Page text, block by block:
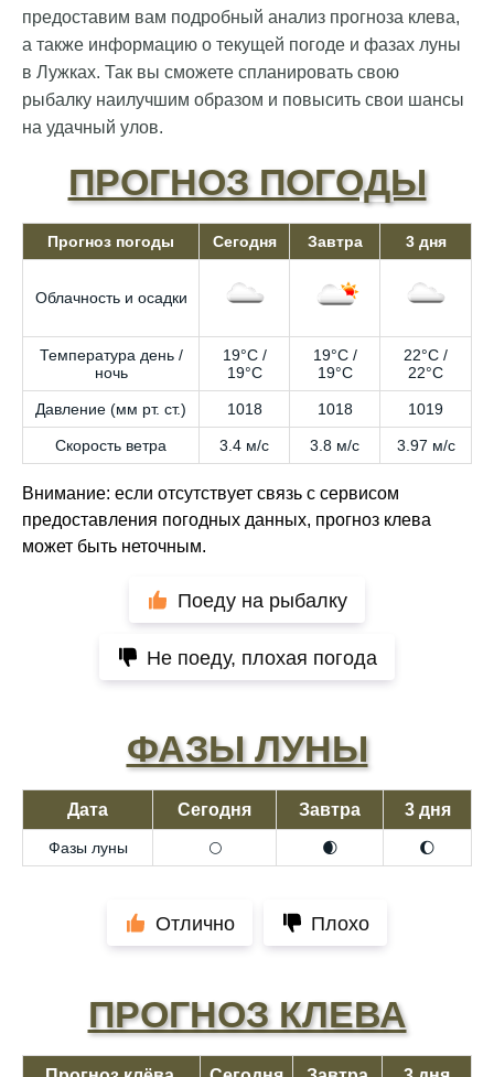
предоставим вам подробный анализ прогноза клева,
а также информацию о текущей погоде и фазах луны
в Лужках. Так вы сможете спланировать свою
рыбалку наилучшим образом и повысить свои шансы
на удачный улов.
ПРОГНОЗ ПОГОДЫ
Прогноз погоды Сегодня Завтра 3 дня
Облачность и осадки
Температура день /
ночь
19°C /
19°C
19°C /
19°C
22°C /
22°C
Давление (мм рт. ст.) 1018 1018 1019
Скорость ветра 3.4 м/с 3.8 м/с 3.97 м/с
Внимание: если отсутствует связь с сервисом
предоставления погодных данных, прогноз клева
может быть неточным.
Поеду на рыбалку
Не поеду, плохая погода
ФАЗЫ ЛУНЫ
Дата Сегодня Завтра 3 дня
Фазы луны 🌕 🌒 🌔
Отлично Плохо
ПРОГНОЗ КЛЕВА